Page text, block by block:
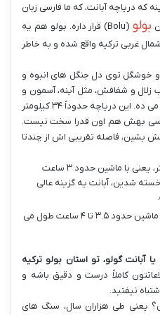
که دریاچه آبانت، که ما فارسی زبان
بولو
(Bolu) قرار داره. بولو هم یه
غربی ترکیه واقع شده و به خاطر
و خوشگل توی دل جنگل های انبوه و
زلال و شفافش، مثل آینه، آسمون و
درختای سر به فلک کشیده رو بازتاب می ده. این دریاچه حدوداً ۳۴ کیلومتر
بهش هم اون قدرا سخت نیست.
بشین، فاصله تقریبی اش از چندتا
از استانبول: حدوداً ۲۲۰ کیلومتر، یعنی با ماشین حدود ۳ ساعت
شدین، آبانت یه گزینه عالی
از آنکارا: تقریباً ۲۸۰ کیلومتر، با ماشین حدود ۳.۵ تا ۴ ساعت طول می
آبانت گولو، تو استان بولو ترکیه
کاملاً درست و دقیق باشه و
نیفتید.
یعنی طی هزاران سال، سنگ های